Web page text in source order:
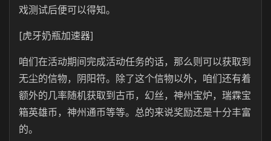
戏测试后便可以得知。
[虎牙奶瓶加速器]
咱们在活动期间完成活动任务的话，那么则可以获取到
无尘的信物，阴阳符。除了这个信物以外，咱们还有着
额外的几率随机获取到古币，幻丝，神州宝炉，瑞霖宝
箱英雄币，神州通币等等。总的来说奖励还是十分丰富
的。